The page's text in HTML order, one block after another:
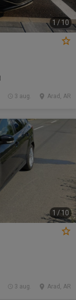
1 /10
Arad, AR
3 aug.
1 / 10
Arad, AR
3 aug.